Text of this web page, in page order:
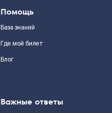
Помощь
База знаний
Где мой билет
Блог
Важные ответы